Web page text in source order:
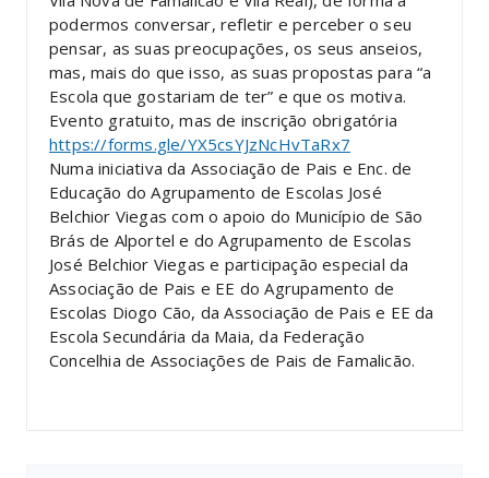
podermos conversar, refletir e perceber o seu
pensar, as suas preocupações, os seus anseios,
mas, mais do que isso, as suas propostas para “a
Escola que gostariam de ter” e que os motiva.
Evento gratuito, mas de inscrição obrigatória
https://forms.gle/YX5csYJzNcHvTaRx7
Numa iniciativa da Associação de Pais e Enc. de
Educação do Agrupamento de Escolas José
Belchior Viegas com o apoio do Município de São
Brás de Alportel e do Agrupamento de Escolas
José Belchior Viegas e participação especial da
Associação de Pais e EE do Agrupamento de
Escolas Diogo Cão, da Associação de Pais e EE da
Escola Secundária da Maia, da Federação
Concelhia de Associações de Pais de Famalicão.